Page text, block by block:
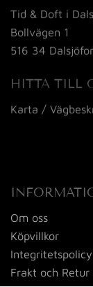
Tid & Doft i
Bollvägen 1
516 34
HITTA TILL
Karta /
Om oss
Köpvillkor
Integritetspolicy
Frakt och Retur